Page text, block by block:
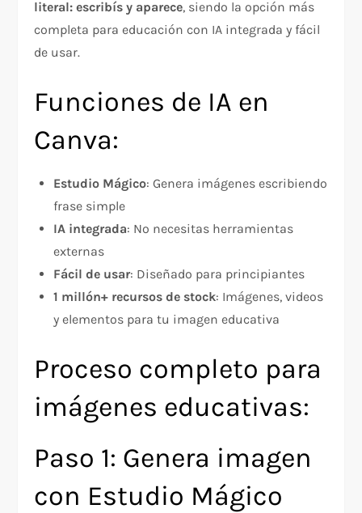
literal: escribís y aparece, siendo la opción más
completa para educación con IA integrada y fácil
de usar.
Funciones de IA en
Canva:
Estudio Mágico: Genera imágenes escribiendo
frase simple
IA integrada: No necesitas herramientas
externas
Fácil de usar: Diseñado para principiantes
1 millón+ recursos de stock: Imágenes, videos
y elementos para tu imagen educativa
Proceso completo para
imágenes educativas:
Paso 1: Genera imagen
con Estudio Mágico